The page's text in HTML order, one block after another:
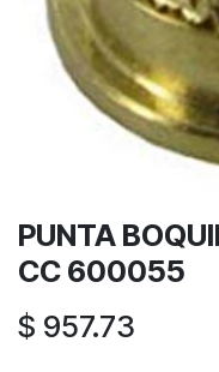
PUNTA
CC 600055
$ 957.73